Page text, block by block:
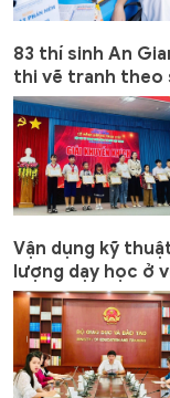
83 thí sinh An
thi vẽ tranh theo
Vận dụng kỹ
lượng dạy học ở